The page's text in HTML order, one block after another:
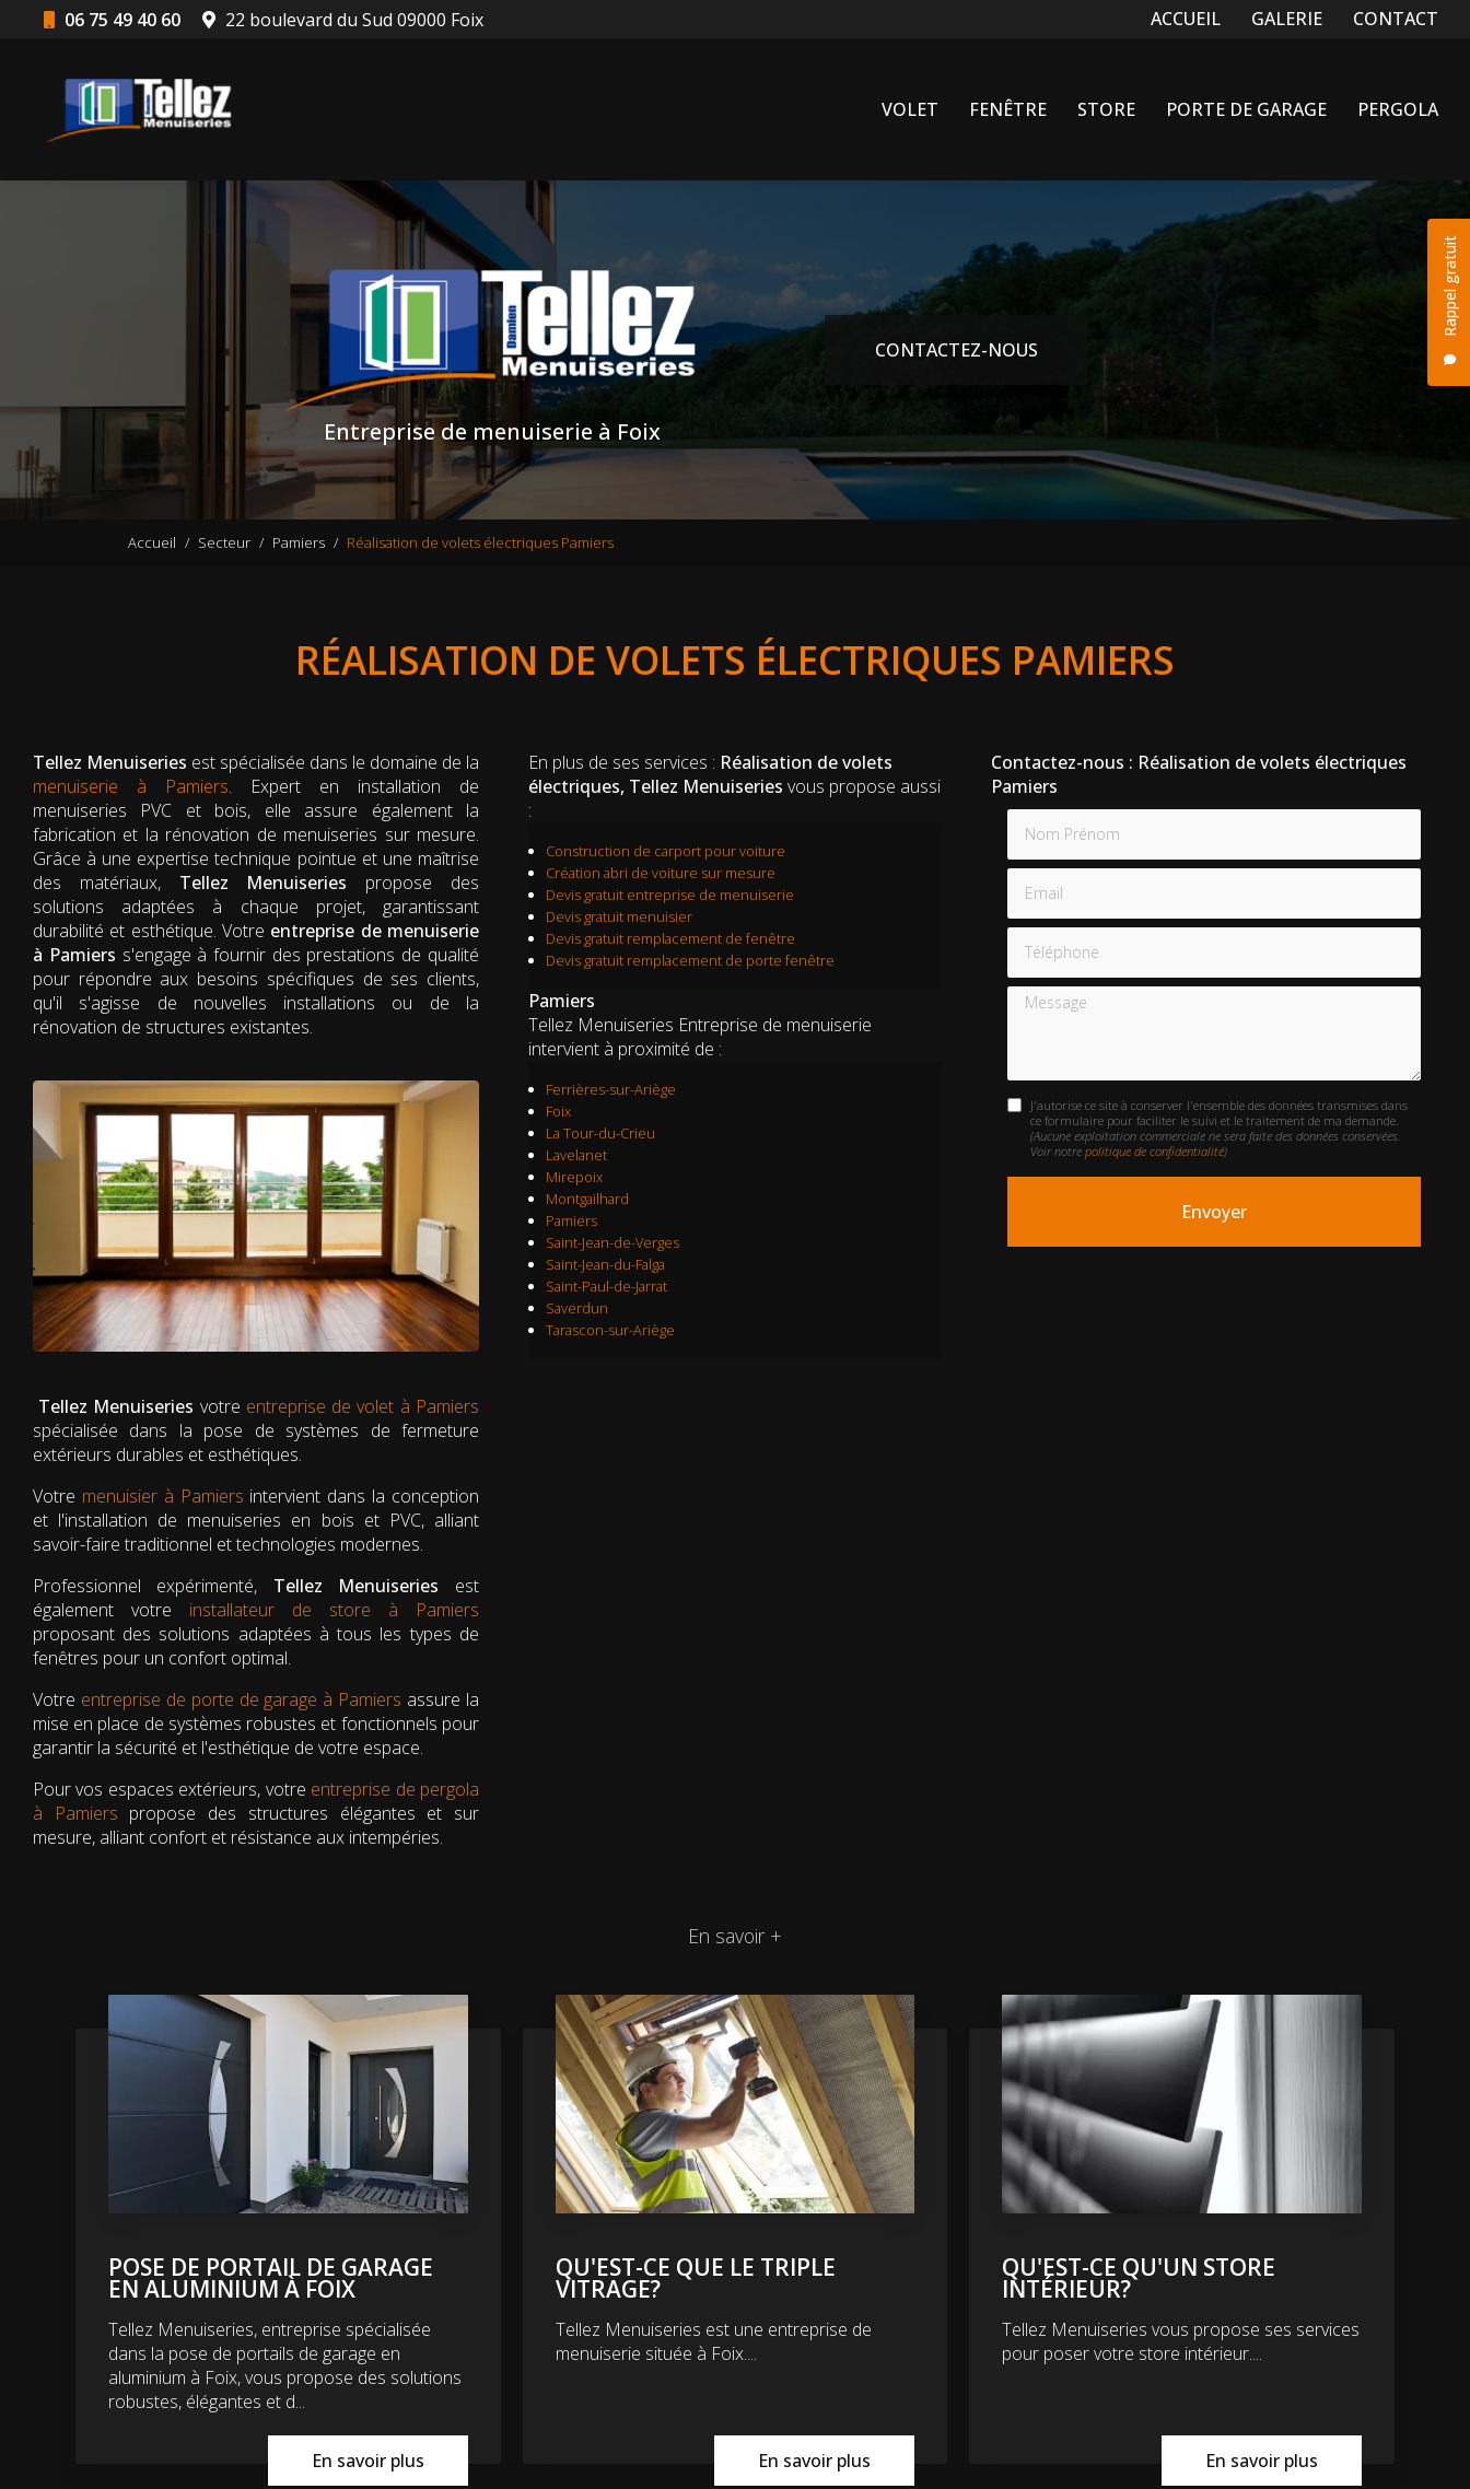
06 75 49 40 60 22 boulevard du Sud 09000 Foix Navigation secondaire
ACCUEIL GALERIE CONTACT
Rappel gratuit
VOLET FENÊTRE STORE PORTE DE GARAGE PERGOLA
Entreprise de menuiserie à Foix
CONTACTEZ-NOUS
Accueil Secteur Pamiers Réalisation de volets électriques Pamiers
RÉALISATION DE VOLETS ÉLECTRIQUES PAMIERS
Tellez Menuiseries est spécialisée dans le domaine de la
menuiserie à Pamiers. Expert en installation de
menuiseries PVC et bois, elle assure également la
fabrication et la rénovation de menuiseries sur mesure.
Grâce à une expertise technique pointue et une maîtrise
des matériaux, Tellez Menuiseries propose des
solutions adaptées à chaque projet, garantissant
durabilité et esthétique. Votre entreprise de menuiserie
à Pamiers s'engage à fournir des prestations de qualité
pour répondre aux besoins spécifiques de ses clients,
qu'il s'agisse de nouvelles installations ou de la
rénovation de structures existantes.
Tellez Menuiseries votre entreprise de volet à Pamiers
spécialisée dans la pose de systèmes de fermeture
extérieurs durables et esthétiques.
Votre menuisier à Pamiers intervient dans la conception
et l'installation de menuiseries en bois et PVC, alliant
savoir-faire traditionnel et technologies modernes.
Professionnel expérimenté, Tellez Menuiseries est
également votre installateur de store à Pamiers
proposant des solutions adaptées à tous les types de
fenêtres pour un confort optimal.
Votre entreprise de porte de garage à Pamiers assure la
mise en place de systèmes robustes et fonctionnels pour
garantir la sécurité et l'esthétique de votre espace.
Pour vos espaces extérieurs, votre entreprise de pergola
à Pamiers propose des structures élégantes et sur
mesure, alliant confort et résistance aux intempéries.
En plus de ses services : Réalisation de volets
électriques, Tellez Menuiseries vous propose aussi
:
Construction de carport pour voiture
Création abri de voiture sur mesure
Devis gratuit entreprise de menuiserie
Devis gratuit menuisier
Devis gratuit remplacement de fenêtre
Devis gratuit remplacement de porte fenêtre
Pamiers
Tellez Menuiseries Entreprise de menuiserie
intervient à proximité de :
Ferrières-sur-Ariège
Foix
La Tour-du-Crieu
Lavelanet
Mirepoix
Montgailhard
Pamiers
Saint-Jean-de-Verges
Saint-Jean-du-Falga
Saint-Paul-de-Jarrat
Saverdun
Tarascon-sur-Ariège
Contactez-nous : Réalisation de volets électriques
Pamiers
Nom Prénom
Email
Téléphone
Message
J'autorise ce site à conserver l'ensemble des données transmises dans
ce formulaire pour faciliter le suivi et le traitement de ma demande.
(Aucune exploitation commerciale ne sera faite des données conservées.
Voir notre politique de confidentialité)
En savoir +
POSE DE PORTAIL DE GARAGE
EN ALUMINIUM À FOIX
Tellez Menuiseries, entreprise spécialisée
dans la pose de portails de garage en
aluminium à Foix, vous propose des solutions
robustes, élégantes et d...
En savoir plus
QU'EST-CE QUE LE TRIPLE
VITRAGE?
Tellez Menuiseries est une entreprise de
menuiserie située à Foix....
En savoir plus
QU'EST-CE QU'UN STORE
INTÉRIEUR?
Tellez Menuiseries vous propose ses services
pour poser votre store intérieur....
En savoir plus